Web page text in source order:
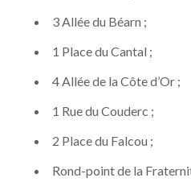
3 Allée du Béarn ;
1 Place du Cantal ;
4 Allée de la Côte d’Or ;
1 Rue du Couderc ;
2 Place du Falcou ;
Rond-point de la